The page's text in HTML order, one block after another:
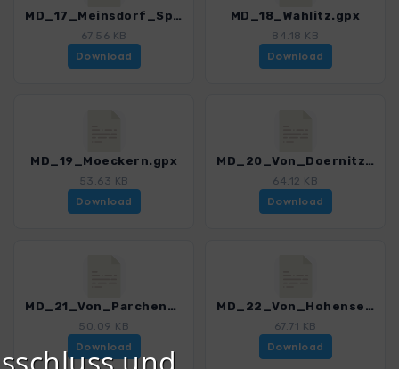
MD_17_Meinsdorf_Spitzberg.gpx
67.56 KB
Download
MD_18_Wahlitz.gpx
84.18 KB
Download
MD_19_Moeckern.gpx
53.63 KB
Download
MD_20_Von_Doernitz_nach_Magdeburgerforth.gpx
64.12 KB
Download
MD_21_Von_Parchen_nach_Genthin.gpx
50.09 KB
Download
MD_22_Von_Hohenseeden_nach_Guesen.gpx
67.71 KB
Download